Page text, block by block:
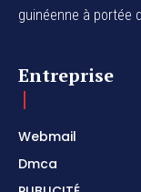
guinéenne à portée
Entreprise
Webmail
Dmca